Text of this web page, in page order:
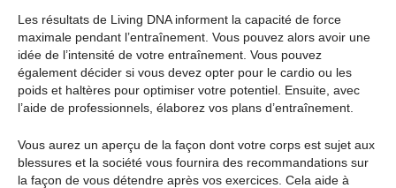
Les résultats de Living DNA informent la capacité de force
maximale pendant l’entraînement. Vous pouvez alors avoir une
idée de l’intensité de votre entraînement. Vous pouvez
également décider si vous devez opter pour le cardio ou les
poids et haltères pour optimiser votre potentiel. Ensuite, avec
l’aide de professionnels, élaborez vos plans d’entraînement.
Vous aurez un aperçu de la façon dont votre corps est sujet aux
blessures et la société vous fournira des recommandations sur
la façon de vous détendre après vos exercices. Cela aide à